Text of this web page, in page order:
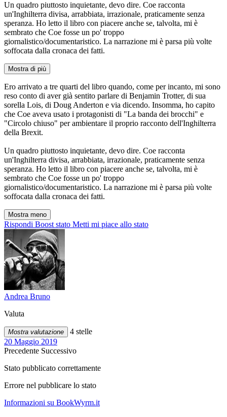
Un quadro piuttosto inquietante, devo dire. Coe racconta
un'Inghilterra divisa, arrabbiata, irrazionale, praticamente senza
speranza. Ho letto il libro con piacere anche se, talvolta, mi è
sembrato che Coe fosse un po' troppo
giornalistico/documentaristico. La narrazione mi è parsa più volte
soffocata dalla cronaca dei fatti.
Mostra di più
Ero arrivato a tre quarti del libro quando, come per incanto, mi sono
reso conto di aver già sentito parlare di Benjamin Trotter, di sua
sorella Lois, di Doug Anderton e via dicendo. Insomma, ho capito
che Coe aveva usato i protagonisti di "La banda dei brocchi" e
"Circolo chiuso" per ambientare il proprio racconto dell'Inghilterra
della Brexit.
Un quadro piuttosto inquietante, devo dire. Coe racconta
un'Inghilterra divisa, arrabbiata, irrazionale, praticamente senza
speranza. Ho letto il libro con piacere anche se, talvolta, mi è
sembrato che Coe fosse un po' troppo
giornalistico/documentaristico. La narrazione mi è parsa più volte
soffocata dalla cronaca dei fatti.
Mostra meno
Rispondi Boost stato Metti mi piace allo stato
Andrea Bruno
Valuta
Mostra valutazione
4 stelle
20 Maggio 2019
Precedente Successivo
Stato pubblicato correttamente
Errore nel pubblicare lo stato
Informazioni su BookWyrm.it